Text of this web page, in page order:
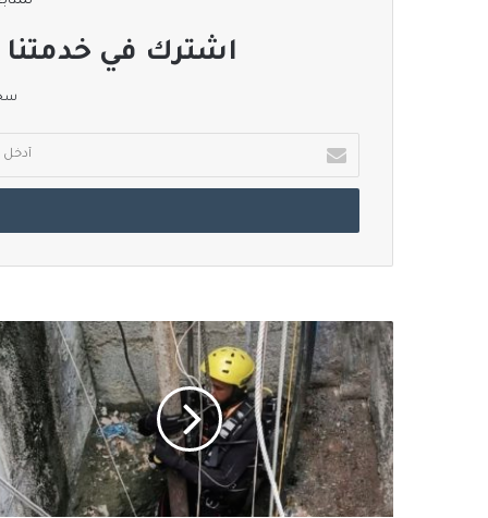
اشترك في خدمتنا
بريدك
الإلكتروني
وفاة
شخص
سقط
في
بئر